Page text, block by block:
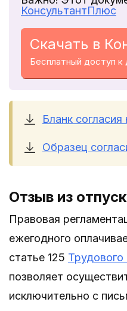
КонсультантПлюс
Скачать в
Бесплатный доступ к
Бланк
Образец
Отзыв из
Правовая
ежегодного
статье 125 Трудового
позволяет
исключительно с